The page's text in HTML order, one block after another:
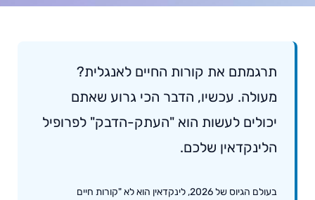
תרגמתם את קורות החיים לאנגלית?
מעולה. עכשיו, הדבר הכי גרוע שאתם
יכולים לעשות הוא "העתק-הדבק" לפרופיל
הלינקדאין שלכם.
בעולם הגיוס של 2026, לינקדאין הוא לא "קורות חיים